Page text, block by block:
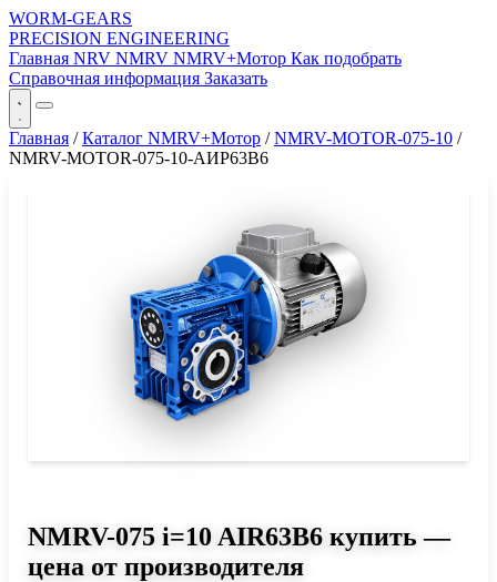
WORM-GEARS
PRECISION ENGINEERING
Главная NRV NMRV NMRV+Мотор Как подобрать
Справочная информация Заказать
Главная / Каталог NMRV+Мотор / NMRV-MOTOR-075-10 /
NMRV-MOTOR-075-10-АИР63B6
NMRV-075 i=10 AIR63B6 купить —
цена от производителя